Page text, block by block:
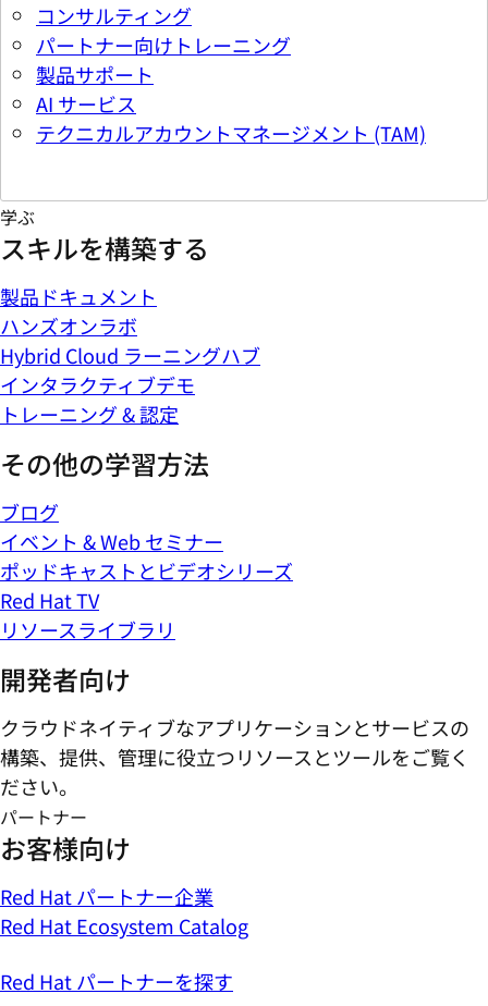
コンサルティング
パートナー向けトレーニング
製品サポート
AI サービス
テクニカルアカウントマネージメント (TAM)
学ぶ
スキルを構築する
製品ドキュメント
ハンズオンラボ
Hybrid Cloud ラーニングハブ
インタラクティブデモ
トレーニング & 認定
その他の学習方法
ブログ
イベント & Web セミナー
ポッドキャストとビデオシリーズ
Red Hat TV
リソースライブラリ
開発者向け
クラウドネイティブなアプリケーションとサービスの
構築、提供、管理に役立つリソースとツールをご覧く
ださい。
パートナー
お客様向け
Red Hat パートナー企業
Red Hat Ecosystem Catalog
Red Hat パートナーを探す